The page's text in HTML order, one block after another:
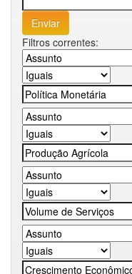
Filtros correntes: